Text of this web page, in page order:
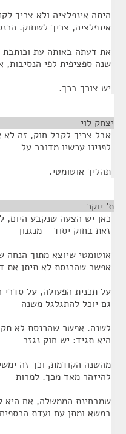
היתה אינפלציה ולא צריך
אינפלציה, צריך לשחוק.
את דעתה באותה עת וכותבת
שנה ספציפית לפי הנסיבות,
יש צורך בכך.
יצחק לוי
אבל צריך לקבל חוק, זה לא
לפנינו עכשיו מדובר על
תהליך אוטומטי.
ת' יוקר
כאן יש הצעה שנקבע היום,
זאת בחוק יסוד - מנגנון
אוטומטי שיוצא מתוך
אפשר שהכנסת לא תיתן את
על תכנית הפעולה, על סדרי
גם יוכל להתגלגל משנה
לשנה. אפשר שהכנסת לא
היא תגיד: יש חוק נגזר
מהשנה הקודמת, וכך זה
להיזהר מאד מכך. למרות
שמבחינת הממשלה, אם היא
במשא ומתן עם ועדת